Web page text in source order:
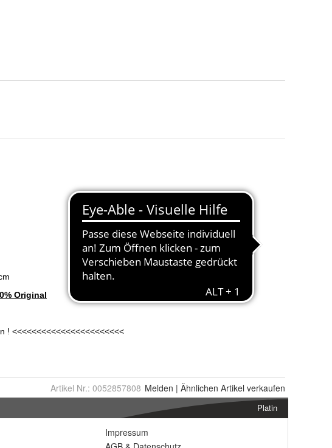
Artikel Nr.: 0052857808 Melden | Ähnlichen Artikel verkaufen
Platin
Impressum